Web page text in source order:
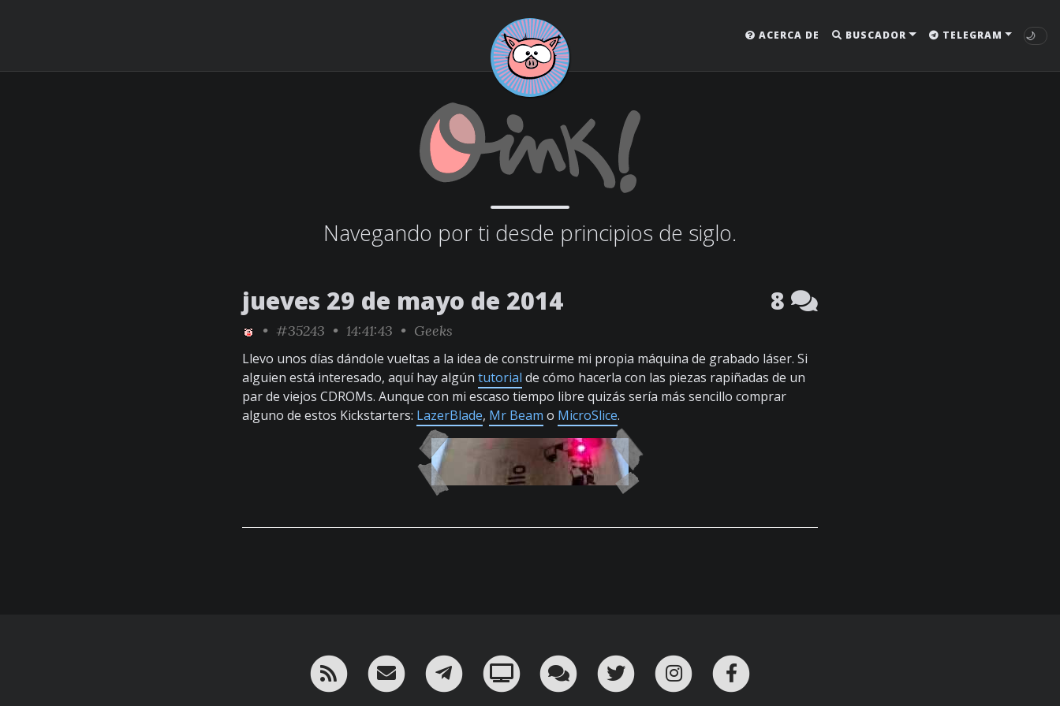
ACERCA DE BUSCADOR TELEGRAM 🌙
Navegando por ti desde principios de siglo.
jueves 29 de mayo de 2014 8
• #35243 • 14:41:43 • Geeks
Llevo unos días dándole vueltas a la idea de construirme mi propia máquina de grabado láser. Si
alguien está interesado, aquí hay algún tutorial de cómo hacerla con las piezas rapiñadas de un
par de viejos CDROMs. Aunque con mi escaso tiempo libre quizás sería más sencillo comprar
alguno de estos Kickstarters: LazerBlade, Mr Beam o MicroSlice.
RSS ¡Mándame un email!
¡Nuestro canal en Telegram!
Oink! TV Charla con nosotros en Telegram
Twitter Instagram